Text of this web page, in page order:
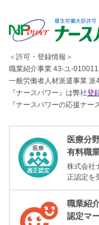
＜許可・登録情報＞
職業紹介事業 43-ユ-010011
一般労働者人材派遣事業 派
『ナースパワー』は弊社登
『ナースパワーの応援ナー
医療分
有料職
株式会社
正認定を
職業紹
認定マ